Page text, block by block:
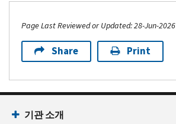
Page Last Reviewed or Updated: 28-Jun-2026
Share Print
Footer Navigation
기관 소개